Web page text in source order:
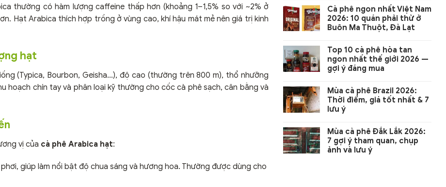
thường có hàm lượng caffeine thấp hơn (khoảng 1–1,5% so với ~2% ở
Hạt Arabica thích hợp trồng ở vùng cao, khí hậu mát mẻ nên giá trị kinh
hạt
(Typica, Bourbon, Geisha…), độ cao (thường trên 800 m), thổ nhưỡng
chín tay và phân loại kỹ thường cho cốc cà phê sạch, cân bằng và
vị của cà phê Arabica hạt:
giúp làm nổi bật độ chua sáng và hương hoa. Thường được dùng cho
Cà phê ngon nhất Việt Nam
2026: 10 quán phải thử ở
Buôn Ma Thuột, Đà Lạt
Top 10 cà phê hòa tan
ngon nhất thế giới 2026 —
gợi ý đáng mua
Mùa cà phê Brazil 2026:
Thời điểm, giá tốt nhất & 7
lưu ý
Mùa cà phê Đắk Lắk 2026:
7 gợi ý tham quan, chụp
ảnh và lưu ý